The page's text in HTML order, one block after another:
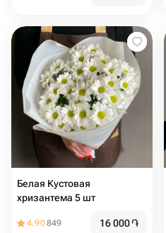
Белая Кустовая
хризантема 5 шт
4.90849 16 000֏